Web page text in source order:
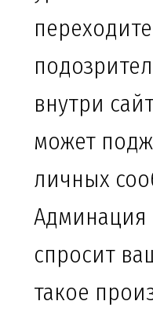
внутри
может
личных
Админация
спросит
такое